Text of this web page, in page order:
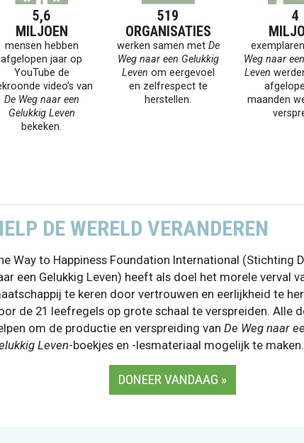
5,6
MILJOEN
mensen hebben
afgelopen jaar op
YouTube de
video’s van
De Weg naar een
Gelukkig Leven
bekeken.
519
ORGANISATIES
werken samen met De
Weg naar een Gelukkig
Leven om eergevoel
en zelfrespect te
herstellen.
4
Weg naar
Leven
maanden
DE WERELD VERANDEREN
Way to Happiness Foundation International (Stichting
een Gelukkig Leven) heeft als doel het morele verval
te keren door vertrouwen en eerlijkheid te
de 21 leefregels op grote schaal te verspreiden. Alle
om de productie en verspreiding vanDe Weg naar
Leven-boekjes en -lesmateriaal mogelijk te maken.
DONEER VANDAAG »